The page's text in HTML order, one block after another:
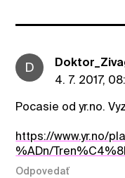
D
4. 7. 2017,
Pocasie od yr.no.
https://www.yr.no/
%ADn/
Odpovedať